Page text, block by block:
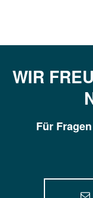
WIR
Für